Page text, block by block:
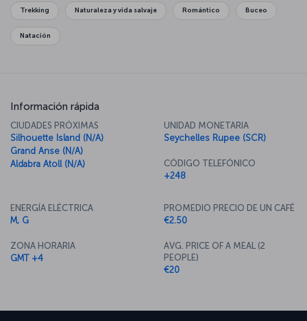
Trekking Naturaleza y vida salvaje Romántico Buceo
Natación
Información rápida
CIUDADES PRÓXIMAS
Silhouette Island (N/A)
Grand Anse (N/A)
Aldabra Atoll (N/A)
UNIDAD MONETARIA
Seychelles Rupee (SCR)
CÓDIGO TELEFÓNICO
+248
ENERGÍA ELÉCTRICA
M, G
ZONA HORARIA
GMT +4
PROMEDIO PRECIO DE UN CAFÉ
€2.50
AVG. PRICE OF A MEAL (2
PEOPLE)
€20